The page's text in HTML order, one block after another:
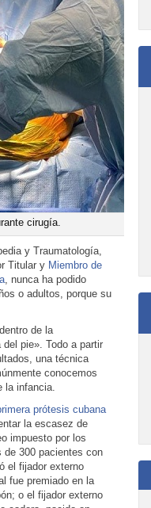
cirugía.
y Traumatología,
Titular y Miembro de
, nunca ha podido
o adultos, porque su
de la
pie». Todo a partir
una técnica
conocemos
la infancia.
prótesis cubana
la escasez de
impuesto por los
de 300 pacientes con
el fijador externo
fue premiado en la
o el fijador externo